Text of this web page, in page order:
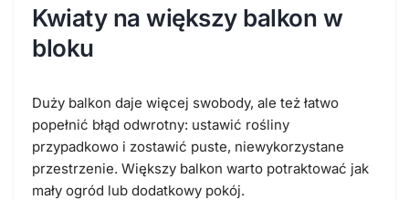
Kwiaty na większy balkon w
bloku
Duży balkon daje więcej swobody, ale też łatwo
popełnić błąd odwrotny: ustawić rośliny
przypadkowo i zostawić puste, niewykorzystane
przestrzenie. Większy balkon warto potraktować jak
mały ogród lub dodatkowy pokój.